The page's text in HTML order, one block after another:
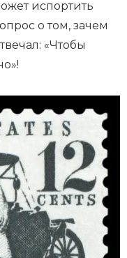
испортить
о том, зачем
«Чтобы